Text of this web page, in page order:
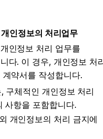
인정보의 처리업무
인정보 처리 업무를
다. 이 경우, 개인정보 처
약서를 작성합니다.
구체적인 개인정보 처리
사항을 포함합니다.
개인정보의 처리 금지에